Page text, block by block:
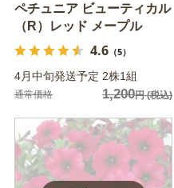
ペチュニア ビューティカル
（R）レッド メープル
4.6（5）
4月中旬発送予定 2株1組
通常価格 1,200円(税込)